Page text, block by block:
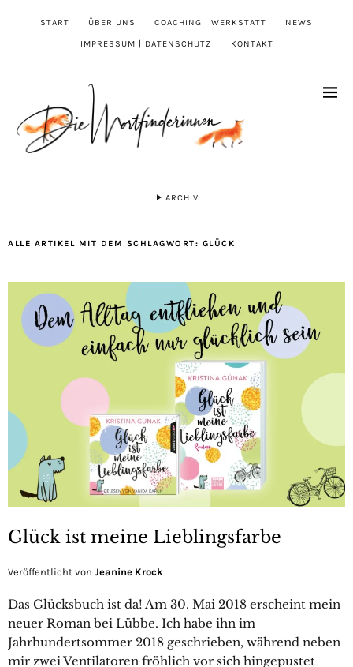
START ÜBER UNS COACHING | WERKSTATT NEWS
IMPRESSUM | DATENSCHUTZ KONTAKT
ARCHIV
ALLE ARTIKEL MIT DEM SCHLAGWORT: GLÜCK
Glück ist meine Lieblingsfarbe
Veröffentlicht von Jeanine Krock
Das Glücksbuch ist da! Am 30. Mai 2018 erscheint mein
neuer Roman bei Lübbe. Ich habe ihn im
Jahrhundertsommer 2018 geschrieben, während neben
mir zwei Ventilatoren fröhlich vor sich hingepustet